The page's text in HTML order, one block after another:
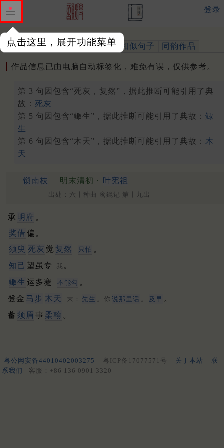
点击这里，展开功能菜单
登录
作品 标注四声 出处、引用 相似句子 同韵作品
作品信息已由电脑自动标签化，难免有误，仅供参考。
第 3 句因包含“死灰，复然”，据此推断可能引用了典
故： 死灰
第 5 句因包含“鲰生”，据此推断可能引用了典故： 鲰
生
第 6 句因包含“木天”，据此推断可能引用了典故： 木
天
锁南枝 明末清初 · 叶宪祖
出处：六十种曲 鸾鎞记 第十九出
承 明府 。
奖借 偏。
须臾 死灰 觉 复然 只怕 。
知己 望虽专 我 。
鲰生 运多蹇 不能勾 。
登金 马步 木天 末： 先生 。你 说那里话 及早 。
蓄 须眉 事 柔翰 。
粤公网安备44010402003275 粤ICP备17077571号 关于本站
联
系我们
客服：+86 136 0901 3320